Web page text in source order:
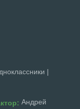
|
Андрей